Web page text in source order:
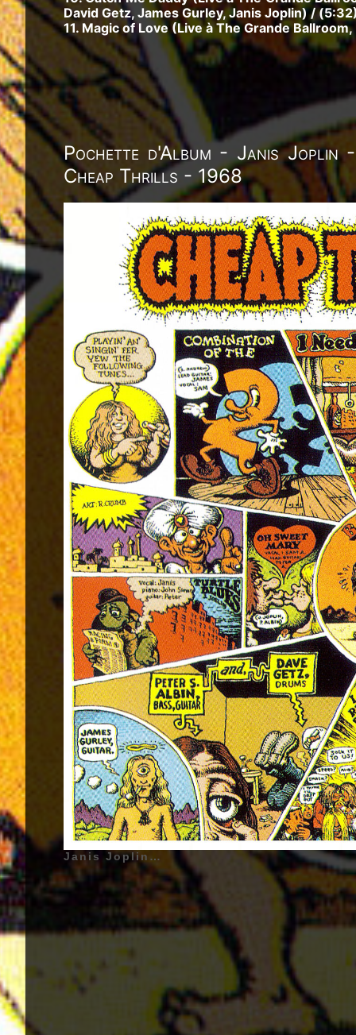
David Getz, James Gurley, Janis Joplin) /
11. Magic of Love (Live à The Grande
Pochette d'Album - Janis Joplin
Cheap Thrills - 1968
Janis Joplin - Big Brother and the Holding Company - Cheap Thrills - 1968 | Big Brother and the Holding Company - 1966-1968 - Janis Joplin (Janis Lyn Joplin) (Surnom : Mama Cosmique, La Reine de la Soul Psychédélique, Pearl) - 19 Janvier 1943 - Port Arthur, Texas, États-Unis d'Amérique - (Chant) - (1966 - 1968), Sam Andrew (Sam Houston Andrew III) - 18 Décembre 1941 - Taft, Californie, États-Unis d'Amérique - (Guitare, Guitare Basse, Chant) - (1965 - 1968), James Gurley (James Martin Gurley) - 22 Décembre 1939 - Detroit, Michigan, États-Unis d'Amérique - (Guitare) - (1965 - 1968), Peter Albin - 6 Juin 1944 - San Francisco, Californie, États-Unis d'Amérique - (Guitare Basse, Guitare Solo, Guitare Acoustique Solo) - (1965 - 1968), Dave Getz - 24 Janvier 1940 - Brooklyn, New York City, New York, États-Unis d'Amérique - (Batterie) - (1965 - 1968) | Genre : Rock, Acid Rock, Blues Rock, Rock Psychédélique | Pochette d'Album